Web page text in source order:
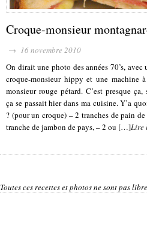
Croque-monsieur
→ 16 novembre 2010
On dirait une photo des années 70’s, avec
croque-monsieur hippy et une machine
monsieur rouge pétard. C’est presque ça,
ça se passait hier dans ma cuisine. Y’a
? (pour un croque) – 2 tranches de pain
tranche de jambon de pays, – 2 ou […]Lire
Toutes ces recettes et photos ne sont pas